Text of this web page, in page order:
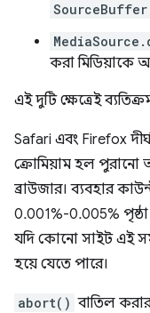
করা মিডিয়াকে
এই দুটি ক্ষেত্রেই
Safari এবং Firefox
ক্রোমিয়াম হল পুরানো
ব্রাউজার। ব্যবহার
0.001%-0.005%
যদি কোনো সাইট এই
হয়ে যেতে পারে।
abort() বাতিল